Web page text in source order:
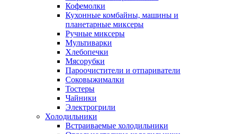
Кофемолки
Кухонные комбайны, машины и
планетарные миксеры
Ручные миксеры
Мультиварки
Хлебопечки
Мясорубки
Пароочистители и отпариватели
Соковыжималки
Тостеры
Чайники
Электрогрили
Холодильники
Встраиваемые холодильники